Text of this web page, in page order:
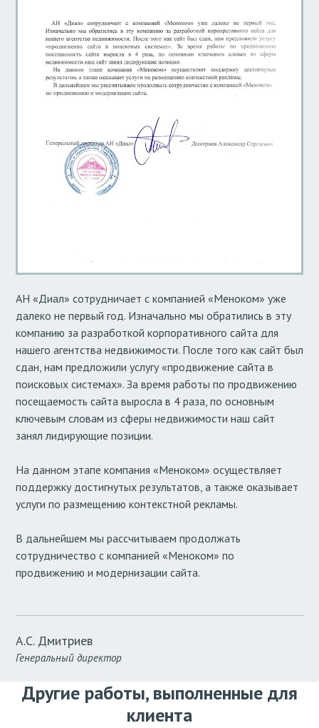
АН «Диал» сотрудничает с компанией «Меноком» уже
далеко не первый год. Изначально мы обратились в эту
компанию за разработкой корпоративного сайта для
нашего агентства недвижимости. После того как сайт был
сдан, нам предложили услугу «продвижение сайта в
поисковых системах». За время работы по продвижению
посещаемость сайта выросла в 4 раза, по основным
ключевым словам из сферы недвижимости наш сайт
занял лидирующие позиции.
На данном этапе компания «Меноком» осуществляет
поддержку достигнутых результатов, а также оказывает
услуги по размещению контекстной рекламы.
В дальнейшем мы рассчитываем продолжать
сотрудничество с компанией «Меноком» по
продвижению и модернизации сайта.
А.С. Дмитриев
Генеральный директор
Другие работы, выполненные для
клиента